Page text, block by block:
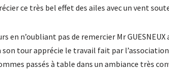
ce très bel effet des ailes avec un vent
en n’oubliant pas de remercier Mr
tour apprécie le travail fait par
passés à table dans un ambiance très